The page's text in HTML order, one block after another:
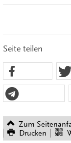
Seite teilen
Zum
Drucken